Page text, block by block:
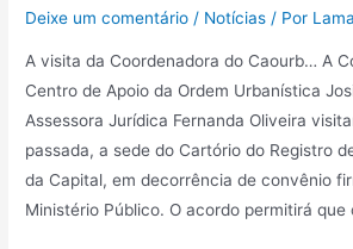
Deixe um comentário / Notícias / Por
A visita da Coordenadora do Caourb… A
Centro de Apoio da Ordem Urbanística
Assessora Jurídica Fernanda Oliveira
passada, a sede do Cartório do Registro
da Capital, em decorrência de convênio
Ministério Público. O acordo permitirá que